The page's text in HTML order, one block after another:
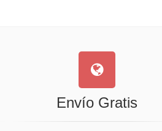
Envío Gratis